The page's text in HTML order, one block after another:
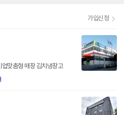
가입신청
맞춤형 매장 김치냉장고